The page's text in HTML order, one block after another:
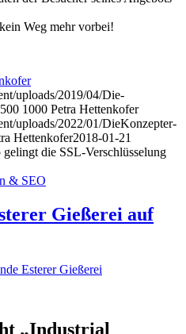
Weg mehr vorbei!
uploads/2019/04/Die-
500 1000 Petra Hettenkofer
uploads/2022/01/DieKonzepter-
Hettenkofer2018-01-21
gelingt die SSL-Ver­schlüs­selung
& SEO
Gießerei auf
„Industrial